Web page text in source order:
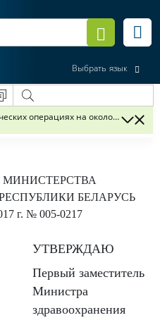
Выбрать язык
операциях на околоносовых
МИНИСТЕРСТВА
БЕЛАРУСЬ
г. № 005-0217
УТВЕРЖДАЮ
Первый заместитель
Министра
здравоохранения